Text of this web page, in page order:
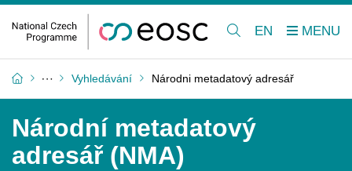
EN
Vyhledávání Národni metadatový adresář
Národní metadatový
adresář (NMA)